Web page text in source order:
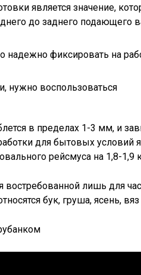
является значение,
до заднего подающего
надежно фиксировать на
нужно воспользоваться
в пределах 1-3 мм, и
для бытовых условий
рейсмуса на 1,8-1,9
лишь для
бук, груша, ясень, вяз